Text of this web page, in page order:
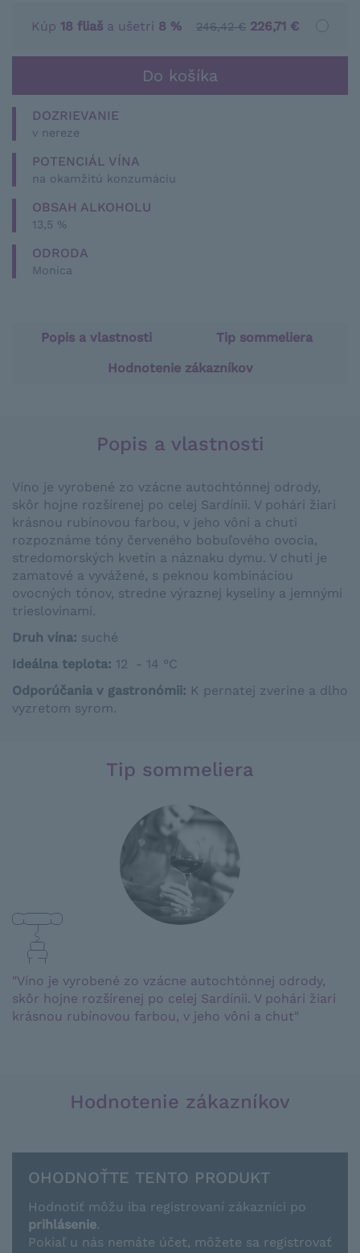
Kúp 18 fliaš a ušetri 8 % 246,42 € 226,71 €
DOZRIEVANIE
v nereze
POTENCIÁL VÍNA
na okamžitú konzumáciu
OBSAH ALKOHOLU
13,5 %
ODRODA
Monica
Popis a vlastnosti
Tip sommeliera
Hodnotenie zákazníkov
Popis a vlastnosti
Víno je vyrobené zo vzácne autochtónnej odrody,
skôr hojne rozšírenej po celej Sardínii. V pohári žiari
krásnou rubínovou farbou, v jeho vôni a chuti
rozpoznáme tóny červeného bobuľového ovocia,
stredomorských kvetín a náznaku dymu. V chuti je
zamatové a vyvážené, s peknou kombináciou
ovocných tónov, stredne výraznej kyseliny a jemnými
trieslovinami.
Druh vína: suché
Ideálna teplota: 12 - 14 °C
Odporúčania v gastronómii: K pernatej zverine a dlho
vyzretom syrom.
Tip sommeliera
"Víno je vyrobené zo vzácne autochtónnej odrody,
skôr hojne rozšírenej po celej Sardínii. V pohári žiari
krásnou rubínovou farbou, v jeho vôni a chut"
Hodnotenie zákazníkov
OHODNOŤTE TENTO PRODUKT
Hodnotiť môžu iba registrovaní zákazníci po
prihlásenie.
Pokiaľ u nás nemáte účet, môžete sa registrovať